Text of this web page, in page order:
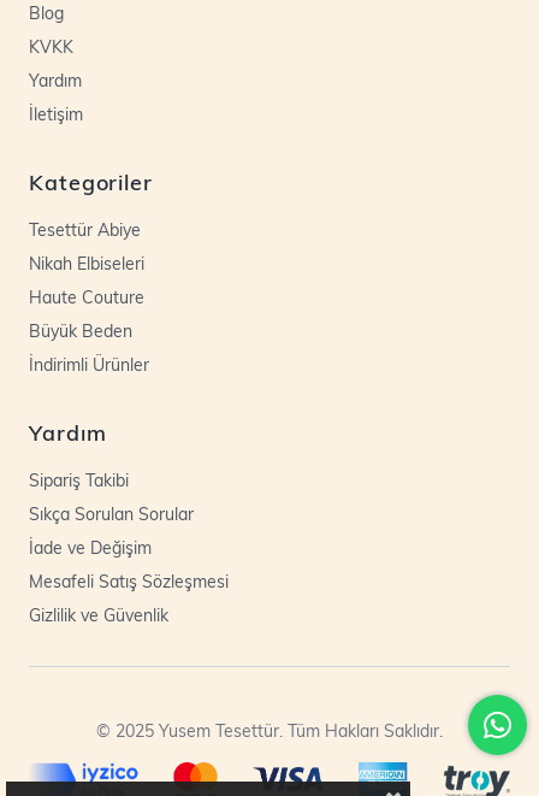
Blog
KVKK
Yardım
İletişim
Kategoriler
Tesettür Abiye
Nikah Elbiseleri
Haute Couture
Büyük Beden
İndirimli Ürünler
Yardım
Sipariş Takibi
Sıkça Sorulan Sorular
İade ve Değişim
Mesafeli Satış Sözleşmesi
Gizlilik ve Güvenlik
© 2025 Yusem Tesettür. Tüm Hakları Saklıdır.